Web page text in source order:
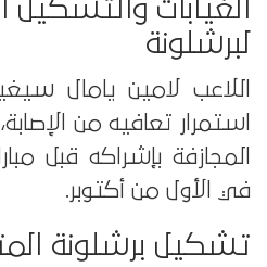
الغيابات والتشكيل
لبرشلونة
اللاعب لامين يامال
استمرار تعافيه من
المجازفة بإشراكه قبل
في الأول من أكتوبر.
تشكيل برشلونة